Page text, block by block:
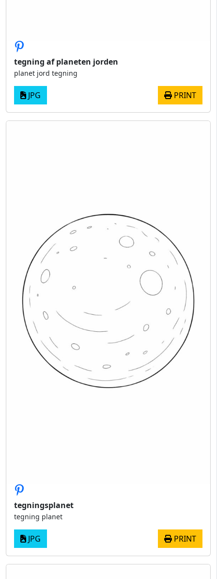
tegning af planeten jorden
planet jord tegning
JPG PRINT
tegningsplanet
tegning planet
JPG PRINT